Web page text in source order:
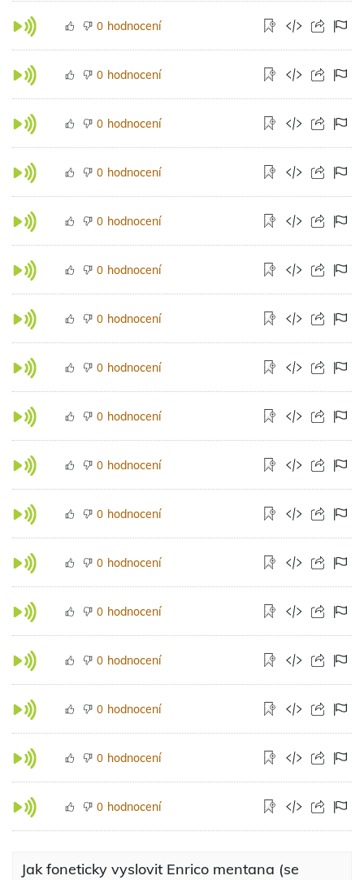
0 hodnocení
0 hodnocení
0 hodnocení
0 hodnocení
0 hodnocení
0 hodnocení
0 hodnocení
0 hodnocení
0 hodnocení
0 hodnocení
0 hodnocení
0 hodnocení
0 hodnocení
0 hodnocení
0 hodnocení
0 hodnocení
0 hodnocení
Jak foneticky vyslovit Enrico mentana (se